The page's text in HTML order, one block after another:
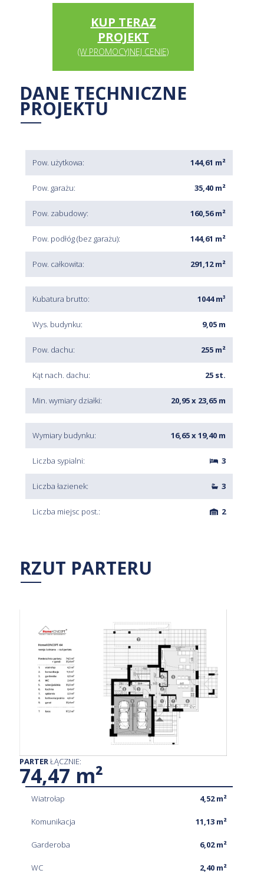
KUP TERAZ
PROJEKT
(W PROMOCYJNEJ CENIE)
DANE TECHNICZNE
PROJEKTU
Pow. użytkowa: 144,61 m²
Pow. garażu: 35,40 m²
Pow. zabudowy: 160,56 m²
Pow. podłóg (bez garażu): 144,61 m²
Pow. całkowita: 291,12 m²
Kubatura brutto: 1044 m³
Wys. budynku: 9,05 m
Pow. dachu: 255 m²
Kąt nach. dachu: 25 st.
Min. wymiary działki: 20,95 x 23,65 m
Wymiary budynku: 16,65 x 19,40 m
Liczba sypialni: 3
Liczba łazienek: 3
Liczba miejsc post.: 2
RZUT PARTERU
PARTERŁĄCZNIE:
74,47 m²
Wiatrołap
Komunikacja
Garderoba